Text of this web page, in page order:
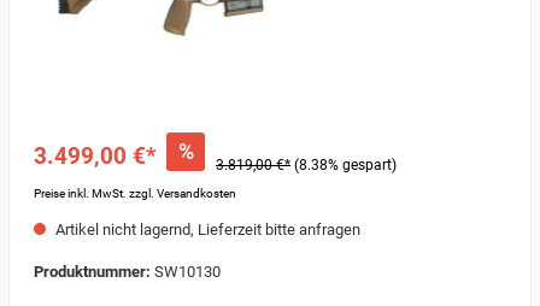
3.499,00 €* %
3.819,00 €* (8.38% gespart)
Preise inkl. MwSt. zzgl. Versandkosten
Artikel nicht lagernd, Lieferzeit bitte anfragen
Produktnummer: SW10130